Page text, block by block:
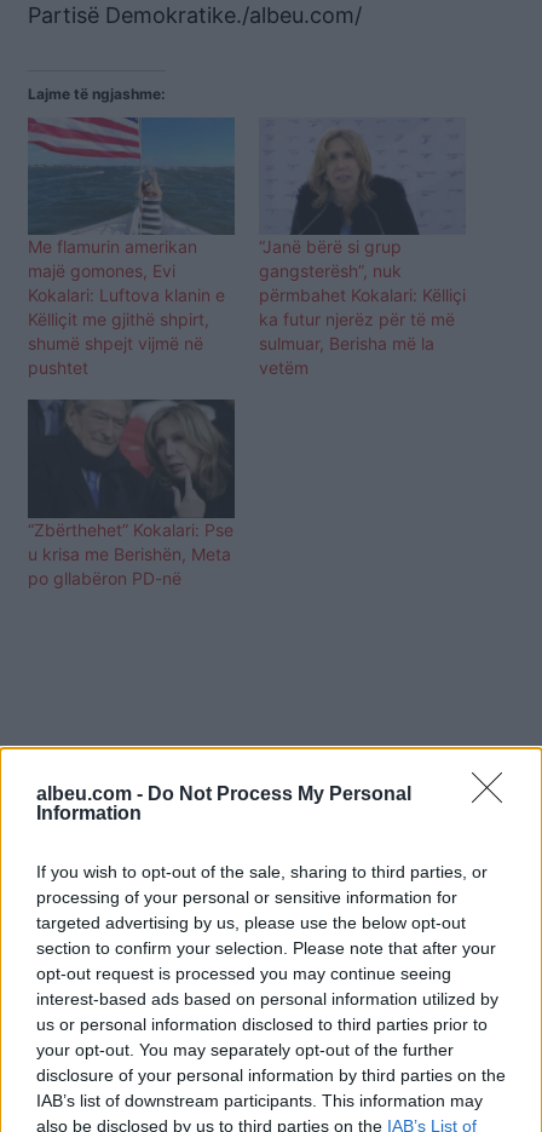
albeu.com - Do Not Process My Personal
Information
If you wish to opt-out of the sale, sharing to third parties, or
processing of your personal or sensitive information for
targeted advertising by us, please use the below opt-out
section to confirm your selection. Please note that after your
opt-out request is processed you may continue seeing
interest-based ads based on personal information utilized by
us or personal information disclosed to third parties prior to
your opt-out. You may separately opt-out of the further
disclosure of your personal information by third parties on the
IAB’s list of downstream participants. This information may
also be disclosed by us to third parties on the IAB’s List of
Partisë Demokratike./albeu.com/
Lajme të ngjashme:
Me flamurin amerikan
majë gomones, Evi
Kokalari: Luftova klanin e
Këlliçit me gjithë shpirt,
shumë shpejt vijmë në
pushtet
“Janë bërë si grup
gangsterësh”, nuk
përmbahet Kokalari: Këlliçi
ka futur njerëz për të më
sulmuar, Berisha më la
vetëm
“Zbërthehet” Kokalari: Pse
u krisa me Berishën, Meta
po gllabëron PD-në
Shtuarmë4.06.2022 15:53
Tags:
belind kellici , evi kokalari ,
gara per
nenkryetar
, nenkryetari i PD ,
Partia
demokratike